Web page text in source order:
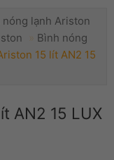
nóng lạnh Ariston
» Bình nóng
15 lít AN2 15
AN2 15 LUX